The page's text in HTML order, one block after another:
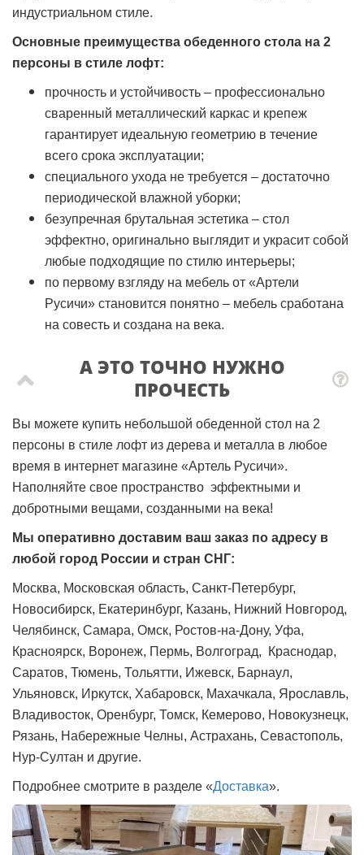
индустриальном стиле.
Основные преимущества обеденного стола на 2
персоны в стиле лофт:
прочность и устойчивость – профессионально
сваренный металлический каркас и крепеж
гарантирует идеальную геометрию в течение
всего срока эксплуатации;
специального ухода не требуется – достаточно
периодической влажной уборки;
безупречная брутальная эстетика – стол
эффектно, оригинально выглядит и украсит собой
любые подходящие по стилю интерьеры;
по первому взгляду на мебель от «Артели
Русичи» становится понятно – мебель сработана
на совесть и создана на века.
А ЭТО ТОЧНО НУЖНО
ПРОЧЕСТЬ
Вы можете купить небольшой обеденной стол на 2
персоны в стиле лофт из дерева и металла в любое
время в интернет магазине «Артель Русичи».
Наполняйте свое пространство эффектными и
добротными вещами, созданными на века!
Мы оперативно доставим ваш заказ по адресу в
любой город России и стран СНГ:
Москва, Московская область, Санкт-Петербург,
Новосибирск, Екатеринбург, Казань, Нижний Новгород,
Челябинск, Самара, Омск, Ростов-на-Дону, Уфа,
Красноярск, Воронеж, Пермь, Волгоград, Краснодар,
Саратов, Тюмень, Тольятти, Ижевск, Барнаул,
Ульяновск, Иркутск, Хабаровск, Махачкала, Ярославль,
Владивосток, Оренбург, Томск, Кемерово, Новокузнецк,
Рязань, Набережные Челны, Астрахань, Севастополь,
Нур-Султан и другие.
Подробнее смотрите в разделе «Доставка».